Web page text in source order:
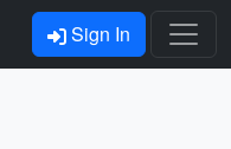
Sign In